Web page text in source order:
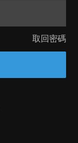
取回密碼